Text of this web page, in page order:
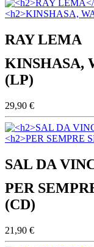
RAY LEMA
KINSHASA,
(LP)
29,90 €
SAL DA
PER
(CD)
21,90 €